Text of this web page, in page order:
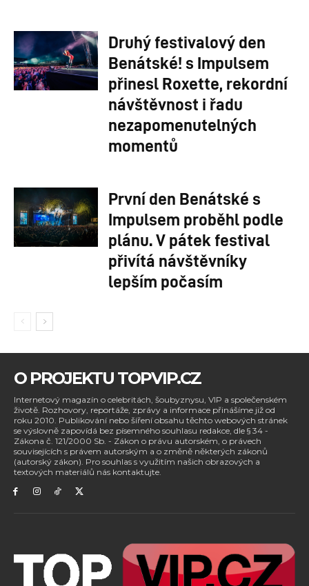
Druhý festivalový den
Benátské! s Impulsem
přinesl Roxette, rekordní
návštěvnost i řadu
nezapomenutelných
momentů
První den Benátské s
Impulsem proběhl podle
plánu. V pátek festival
přivítá návštěvníky
lepším počasím
O PROJEKTU TOPVIP.CZ
Internetový magazín o celebritách, šoubyznysu, VIP a společenském
životě. Rozhovory, reportáže, zprávy a informace přinášíme již od
roku 2010. Publikování nebo šíření obsahu těchto webových stránek
se výslovně zapovídá bez písemného souhlasu redakce, dle § 34 -
Zákona č. 121/2000 Sb. - Zákon o právu autorském, o právech
souvisejících s právem autorským a o změně některých zákonů
(autorský zákon). Pro souhlas s využitím našich obrazových a
textových materiálů nás kontaktujte.